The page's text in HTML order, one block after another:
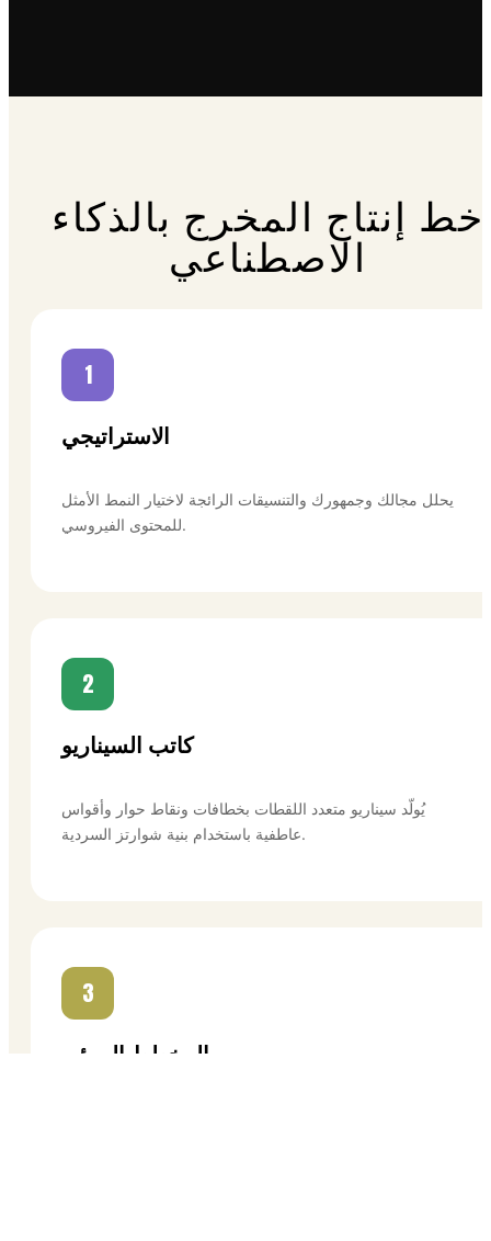
خط إنتاج المخرج بالذكاء
الاصطناعي
1
الاستراتيجي
يحلل مجالك وجمهورك والتنسيقات الرائجة لاختيار النمط الأمثل
للمحتوى الفيروسي.
2
كاتب السيناريو
يُولّد سيناريو متعدد اللقطات بخطافات ونقاط حوار وأقواس
عاطفية باستخدام بنية شوارتز السردية.
3
المخطط المرئي